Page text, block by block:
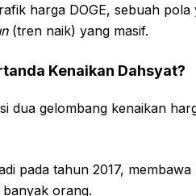
harga DOGE, sebuah
(tren naik) yang masif.
Kenaikan Dahsyat?
dua gelombang kenaikan
pada tahun 2017,
orang.